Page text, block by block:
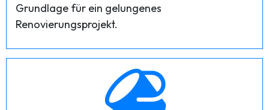
Grundlage für ein gelungenes
Renovierungsprojekt.